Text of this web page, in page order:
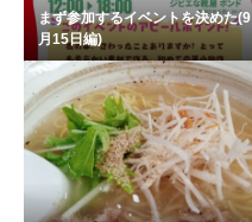
まず参加するイベントを決めた(9
月15日編)